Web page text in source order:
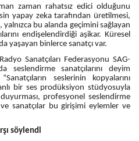
zaman rahatsız edici olduğunu
yapay zeka tarafından üretilmesi,
yalnızca bu alanda geçimini sağlayan
endişelendirdiği aşikar. Küresel
yaşayan binlerce sanatçı var.
Sanatçıları Federasyonu SAG-
seslendirme sanatçılarını deyim
seslerinin kopyalarını
bir ses prodüksiyon stüdyosuyla
duyurması, profesyonel seslendirme
ve sanatçılar bu girişimi eylemler ve
söylendi